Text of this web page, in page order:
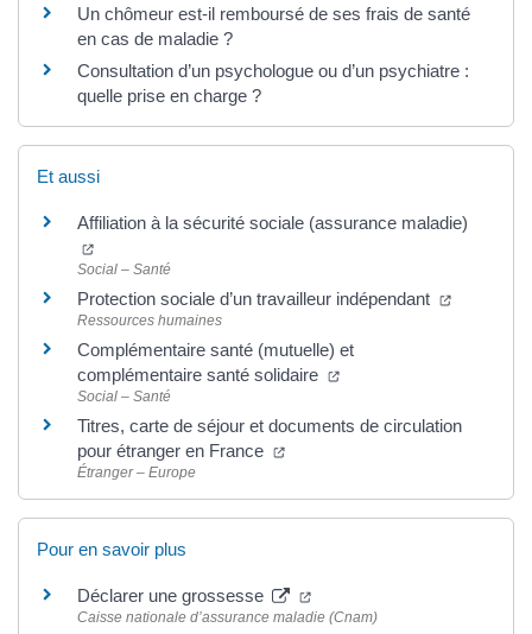
Un chômeur est-il remboursé de ses frais de santé
en cas de maladie ?
Consultation d’un psychologue ou d’un psychiatre :
quelle prise en charge ?
Et aussi
Affiliation à la sécurité sociale (assurance maladie)
Social – Santé
Protection sociale d’un travailleur indépendant
Ressources humaines
Complémentaire santé (mutuelle) et
complémentaire santé solidaire
Social – Santé
Titres, carte de séjour et documents de circulation
pour étranger en France
Étranger – Europe
Pour en savoir plus
Déclarer une grossesse
Caisse nationale d’assurance maladie (Cnam)